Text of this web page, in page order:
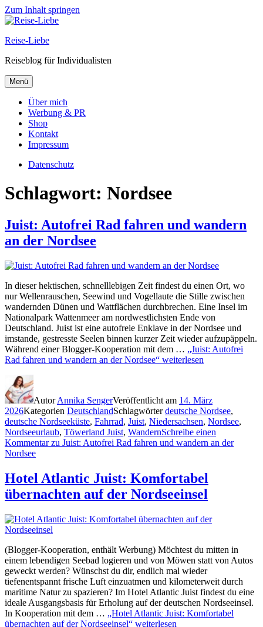
Zum Inhalt springen
Reise-Liebe
Reiseblog für Individualisten
Menü
Über mich
Werbung & PR
Shop
Kontakt
Impressum
Datenschutz
Schlagwort: Nordsee
Juist: Autofrei Rad fahren und wandern
an der Nordsee
In dieser hektischen, schnelllebigen Zeit findest du einen Ort, wo
nur Wellenrauschen, Seewind und Vogellaute die Stille zwischen
wandernden Dünen und Wattflächen durchbrechen. Eine Insel im
Nationalpark Wattenmeer am nordwestlichsten Ende von
Deutschland. Juist ist eine autofreie Enklave in der Nordsee und
imstande, gestresste Seelen binnen kurzer Zeit wieder aufzupäppeln.
Während einer Blogger-Kooperation mit dem … „Juist: Autofrei
Rad fahren und wandern an der Nordsee“ weiterlesen
AutorAnnika SengerVeröffentlicht am 14. März
2026Kategorien DeutschlandSchlagwörterdeutsche Nordsee,
deutsche Nordseeküste, Fahrrad, Juist, Niedersachsen, Nordsee,
Nordseeurlaub, Töwerland Juist, WandernSchreibe einen
Kommentarzu Juist: Autofrei Rad fahren und wandern an der
Nordsee
Hotel Atlantic Juist: Komfortabel
übernachten auf der Nordseeinsel
(Blogger-Kooperation, enthält Werbung) Möchtest du mitten in
einem lebendigen Seebad logieren und von Möwen statt von Autos
geweckt werden? Wünschst du dir, endlich mal wieder
tiefenentspannt frische Luft einzuatmen und kilometerweit durch
maritime Natur zu spazieren? Im Hotel Atlantic Juist findest du eine
ideale Ausgangsbasis für Erholung auf der deutschen Nordseeinsel.
In Kooperation mit dem … „Hotel Atlantic Juist: Komfortabel
übernachten auf der Nordseeinsel“ weiterlesen